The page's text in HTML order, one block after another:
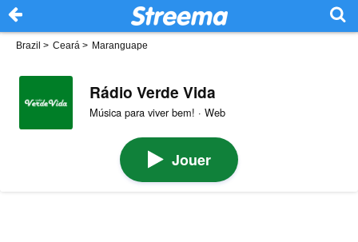
Brazil > Ceará > Maranguape
Rádio Verde Vida
Música para viver bem! · Web
Jouer